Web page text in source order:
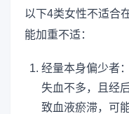
以下4类女性不适合
能加重不适：
经量本身偏少者
失血不多，且经
致血液瘀滞，可